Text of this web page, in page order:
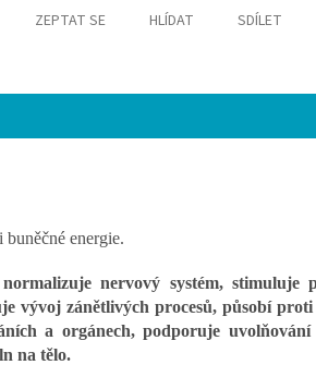
ZEPTAT SE HLÍDAT SDÍLET
energie.
nervový systém, stimuluje
vývoj zánětlivých procesů, působí proti
a orgánech, podporuje uvolňování
na tělo.